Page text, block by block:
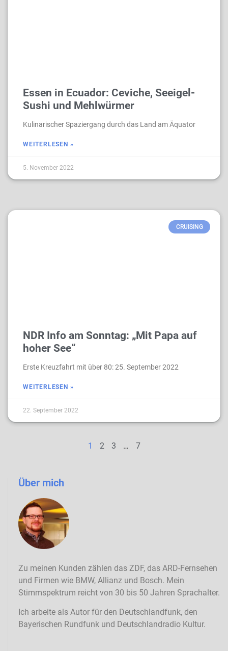
Essen in Ecuador: Ceviche, Seeigel-
Sushi und Mehlwürmer
Kulinarischer Spaziergang durch das Land am Äquator
WEITERLESEN »
5. November 2022
CRUISING
NDR Info am Sonntag: „Mit Papa auf
hoher See“
Erste Kreuzfahrt mit über 80: 25. September 2022
WEITERLESEN »
22. September 2022
1 2 3 … 7
Über mich
Zu meinen Kunden zählen das ZDF, das ARD-Fernsehen
und Firmen wie BMW, Allianz und Bosch. Mein
Stimmspektrum reicht von 30 bis 50 Jahren Sprachalter.
Ich arbeite als Autor für den Deutschlandfunk, den
Bayerischen Rundfunk und Deutschlandradio Kultur.